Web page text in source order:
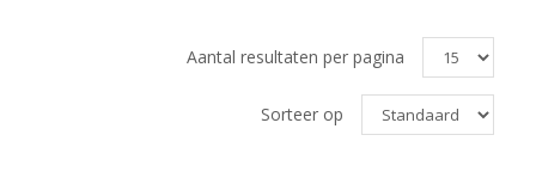
Aantal resultaten per pagina
Sorteer op